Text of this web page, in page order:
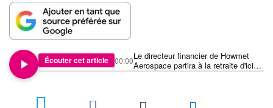
Écouter cet article
Le directeur financier de Howmet
Aerospace partira à la retraite d'ici
2025
00:00